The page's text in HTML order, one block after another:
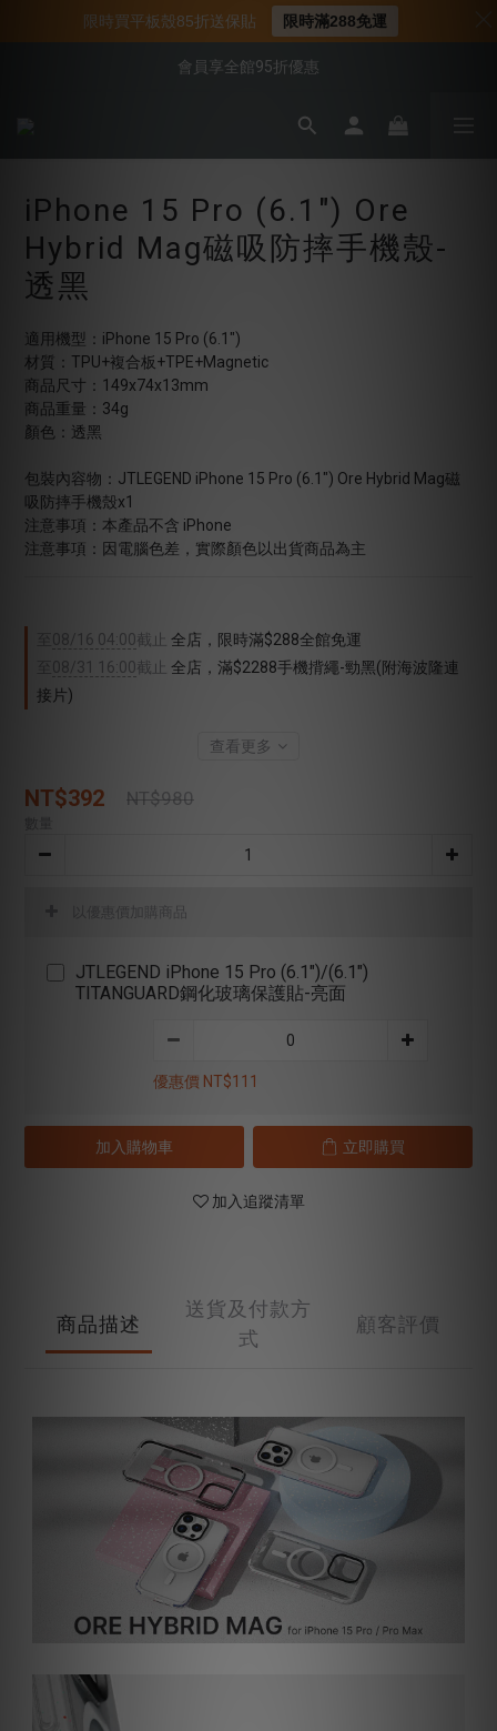
📍新客首購現折$50｜加入會員立即領取
📌年中下殺 手機殼3折起
會員享全館95折優惠
📍新客首購現折$50｜加入會員立即領取
iPhone 15 Pro (6.1") Ore
Hybrid Mag磁吸防摔手機殼-
透黑
適用機型：iPhone 15 Pro (6.1")
材質：TPU+複合板+TPE+Magnetic
商品尺寸：149x74x13mm
商品重量：34g
顏色：透黑
包裝內容物：JTLEGEND iPhone 15 Pro (6.1") Ore Hybrid Mag磁
吸防摔手機殼x1
注意事項：本產品不含 iPhone
注意事項：因電腦色差，實際顏色以出貨商品為主
08/16 04:00截止
全店，限時滿$288全館免運
08/31 16:00截止
全店，滿$2288手機揹繩-勁黑(附海波隆連
接片)
查看更多
NT$392 NT$980
以優惠價加購商品
JTLEGEND iPhone 15 Pro (6.1")/(6.1")
TITANGUARD鋼化玻璃保護貼-亮面
優惠價 NT$111
加入購物車 立即購買
加入追蹤清單
商品描述
送貨及付款方
式
顧客評價
限時買平板殼85折送保貼 限時滿288免運